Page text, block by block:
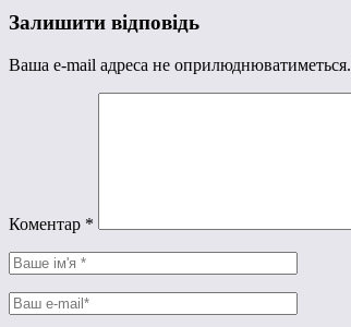
Залишити відповідь
Ваша e-mail адреса не оприлюднюватиметься.
Коментар *